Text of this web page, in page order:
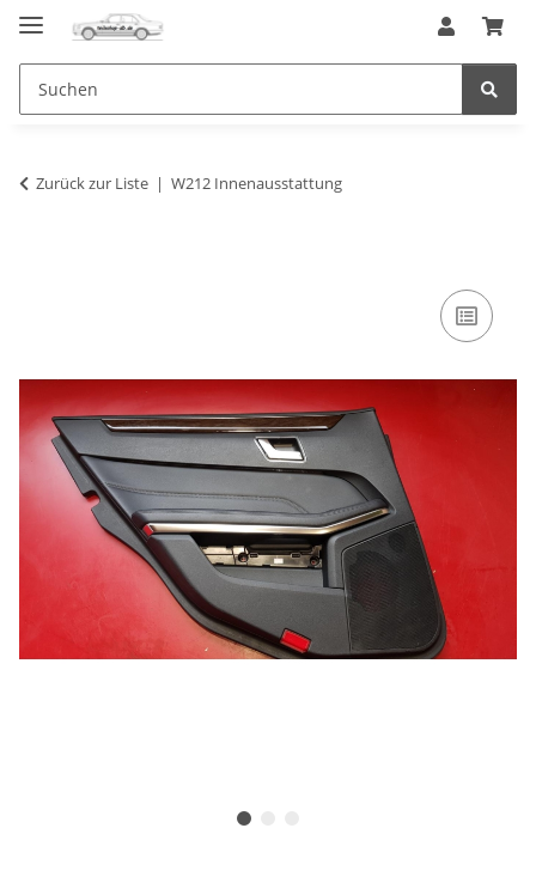
Zurück zur Liste W212 Innenausstattung